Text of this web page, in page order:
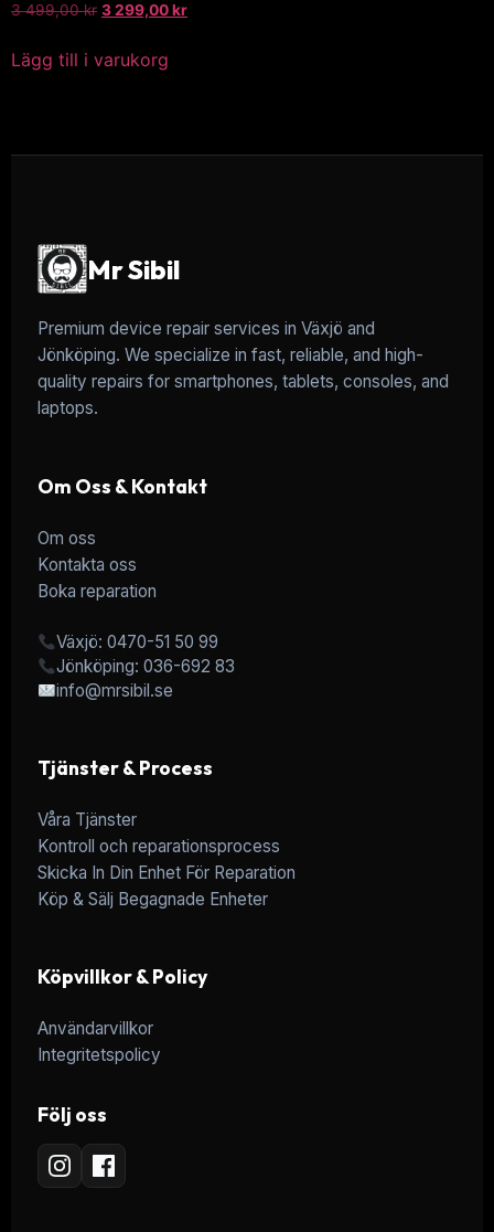
3 499,00kr 3 299,00kr
Lägg till i varukorg
Mr Sibil
Premium device repair services in Växjö and
Jönköping. We specialize in fast, reliable, and high-
quality repairs for smartphones, tablets, consoles, and
laptops.
Om Oss & Kontakt
Om oss
Kontakta oss
Boka reparation
Växjö: 0470-51 50 99
Jönköping: 036-692 83
info@mrsibil.se
Tjänster & Process
Våra Tjänster
Kontroll och reparationsprocess
Skicka In Din Enhet För Reparation
Köp & Sälj Begagnade Enheter
Köpvillkor & Policy
Användarvillkor
Integritetspolicy
Följ oss